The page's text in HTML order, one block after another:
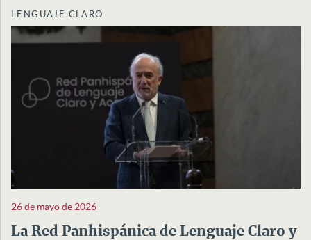
LENGUAJE CLARO
26 de mayo de 2026
La Red Panhispánica de Lenguaje Claro y